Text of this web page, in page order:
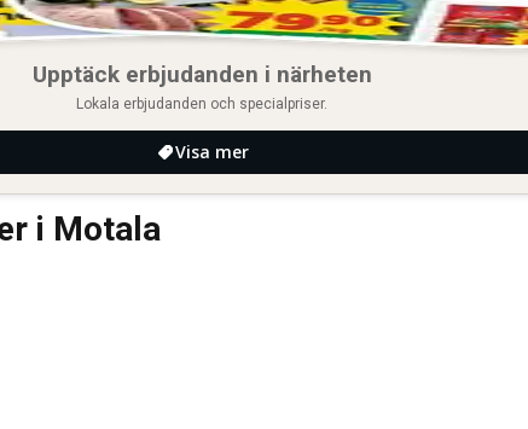
Upptäck erbjudanden i närheten
Lokala erbjudanden och specialpriser.
Visa mer
i Motala